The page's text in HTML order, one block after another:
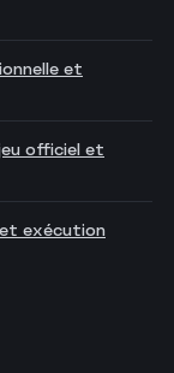
et
officiel et
exécution